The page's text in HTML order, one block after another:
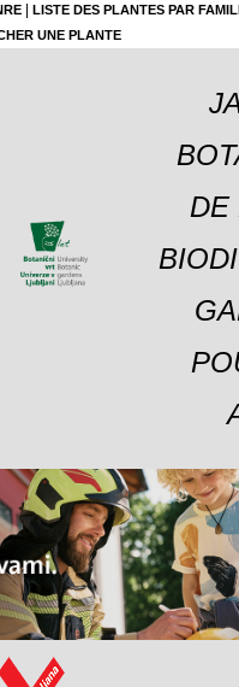
|
LISTE DES PLANTES PAR
UNE PLANTE
DE